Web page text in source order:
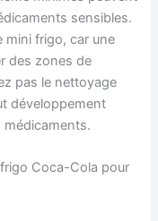
sensibles.
mini frigo, car une
des zones de
pas le nettoyage
développement
médicaments.
Coca-Cola pour